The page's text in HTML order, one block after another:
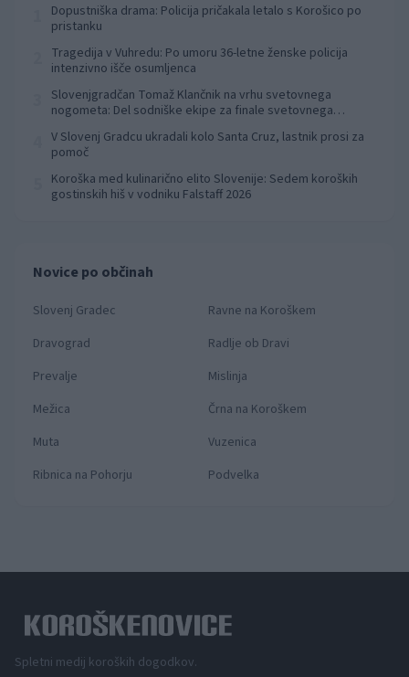
Dopustniška drama: Policija pričakala letalo s Korošico po
pristanku
Tragedija v Vuhredu: Po umoru 36-letne ženske policija
intenzivno išče osumljenca
Slovenjgradčan Tomaž Klančnik na vrhu svetovnega
nogometa: Del sodniške ekipe za finale svetovnega
V Slovenj Gradcu ukradali kolo Santa Cruz, lastnik prosi za
pomoč
Koroška med kulinarično elito Slovenije: Sedem koroških
gostinskih hiš v vodniku Falstaff 2026
Novice po občinah
Slovenj Gradec
Ravne na Koroškem
Dravograd
Radlje ob Dravi
Prevalje
Mislinja
Mežica
Črna na Koroškem
Muta
Vuzenica
Ribnica na Pohorju
Podvelka
Spletni medij koroških dogodkov.